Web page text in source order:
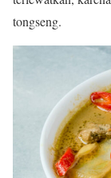
tongseng.